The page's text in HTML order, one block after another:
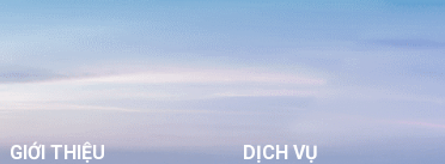
GIỚI THIỆU DỊCH VỤ